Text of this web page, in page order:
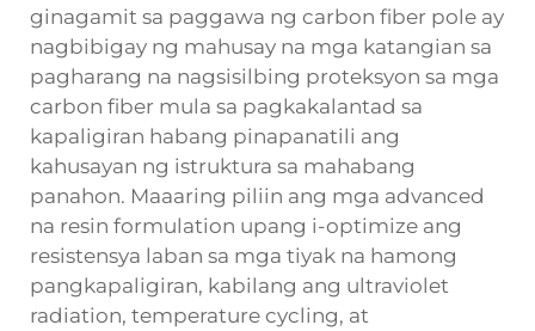
ginagamit sa paggawa ng carbon fiber pole ay
nagbibigay ng mahusay na mga katangian sa
pagharang na nagsisilbing proteksyon sa mga
carbon fiber mula sa pagkakalantad sa
kapaligiran habang pinapanatili ang
kahusayan ng istruktura sa mahabang
panahon. Maaaring piliin ang mga advanced
na resin formulation upang i-optimize ang
resistensya laban sa mga tiyak na hamong
pangkapaligiran, kabilang ang ultraviolet
radiation, temperature cycling, at